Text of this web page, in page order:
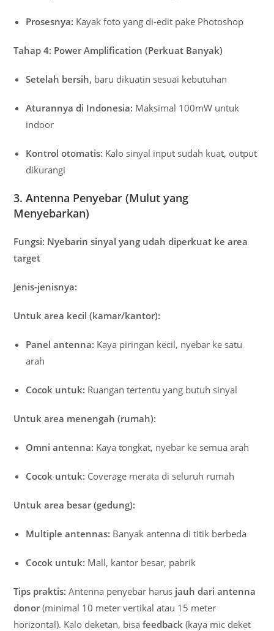
Prosesnya: Kayak foto yang di-edit pake Photoshop
Tahap 4: Power Amplification (Perkuat Banyak)
Setelah bersih, baru dikuatin sesuai kebutuhan
Aturannya di Indonesia: Maksimal 100mW untuk
indoor
Kontrol otomatis: Kalo sinyal input sudah kuat, output
dikurangi
3. Antenna Penyebar (Mulut yang
Menyebarkan)
Fungsi: Nyebarin sinyal yang udah diperkuat ke area
target
Jenis-jenisnya:
Untuk area kecil (kamar/kantor):
Panel antenna: Kaya piringan kecil, nyebar ke satu
arah
Cocok untuk: Ruangan tertentu yang butuh sinyal
Untuk area menengah (rumah):
Omni antenna: Kaya tongkat, nyebar ke semua arah
Cocok untuk: Coverage merata di seluruh rumah
Untuk area besar (gedung):
Multiple antennas: Banyak antenna di titik berbeda
Cocok untuk: Mall, kantor besar, pabrik
Tips praktis: Antenna penyebar harus jauh dari antenna
donor(minimal 10 meter vertikal atau 15 meter
horizontal). Kalo deketan, bisafeedback (kaya mic deket